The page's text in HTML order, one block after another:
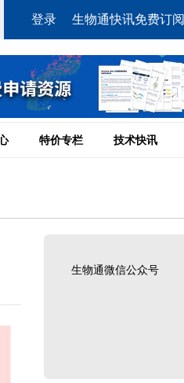
登录 生物通快讯免费订阅
特价专栏 技术快讯
生物通微信公众号